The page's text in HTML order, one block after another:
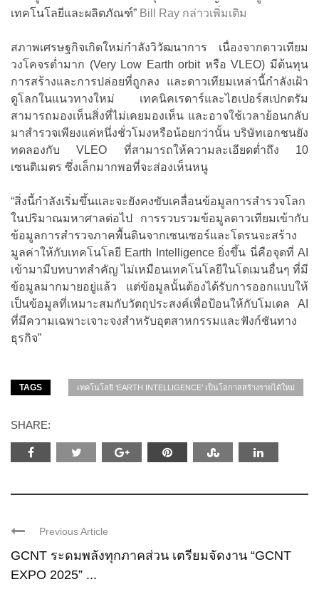
เทคโนโลยีและผลิตภัณฑ์” Bill Ray กล่าวเพิ่มเติม
สภาพเศรษฐกิจเกิดใหม่กำลังวิวัฒนาการ เนื่องจากดาวเทียม
วงโคจรต่ำมาก (Very Low Earth orbit หรือ VLEO) มีต้นทุน
การสร้างและการปล่อยที่ถูกลง และดาวเทียมเหล่านี้กำลังเฝ้า
ดูโลกในแนวทางใหม่ เทคนิคเรดาร์และไฮเปอร์สเปกตรัม
สามารถมองเห็นสิ่งที่ไม่เคยมองเห็น และอาจใช้เวลาย้อนกลับ
มาสำรวจเพียงแค่หนึ่งชั่วโมงหรือน้อยกว่านั้น บริษัทเอกชนยัง
ทดลองกับ VLEO ที่สามารถให้ความละเอียดต่ำถึง 10
เซนติเมตร ซึ่งเล็กมากพอที่จะส่องเห็นหนู
“สิ่งนี้กำลังเริ่มขึ้นและจะยังคงขับเคลื่อนข้อมูลการสำรวจโลก
ในปริมาณมหาศาลต่อไป การรวบรวมข้อมูลดาวเทียมเข้ากับ
ข้อมูลการสำรวจภาคพื้นดินจากเซนเซอร์และโดรนจะสร้าง
มูลค่าให้กับเทคโนโลยี Earth Intelligence ยิ่งขึ้น นี่คือจุดที่ AI
เข้ามามีบทบาทสำคัญ ไม่เหมือนเทคโนโลยีในโดเมนอื่นๆ ที่มี
ข้อมูลมากมายอยู่แล้ว แต่ข้อมูลนั้นต้องได้รับการออกแบบให้
เป็นข้อมูลที่เหมาะสมกับวัตถุประสงค์เพื่อป้อนให้กับโมเดล AI
ที่มีความเฉพาะเจาะจงสำหรับอุตสาหกรรมและฟังก์ชันทาง
ธุรกิจ”
TAGS เทคโนโลยี ‘EARTH INTELLIGENCE’ เป็นโอกาสสร้างรายได้ใหม่
SHARE:
Previous Article
GCNT ระดมพลังทุกภาคส่วน เตรียมจัดงาน “GCNT
EXPO 2025” ...